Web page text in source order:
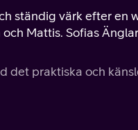
ständig värk efter en
Mattis. Sofias
det praktiska och